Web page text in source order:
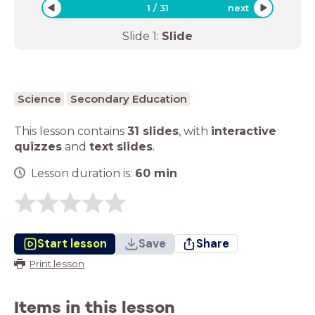
1 /31 next
Slide 1: Slide
Science Secondary Education
This lesson contains 31 slides, with interactive
quizzes and text slides.
Lesson duration is: 60 min
Start lesson Save Share
Print lesson
Items in this lesson